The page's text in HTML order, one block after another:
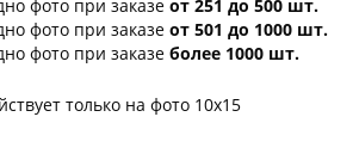
фото при заказе от 251 до 500 шт.
фото при заказе от 501 до 1000 шт.
фото при заказе более 1000 шт.
только на фото 10х15